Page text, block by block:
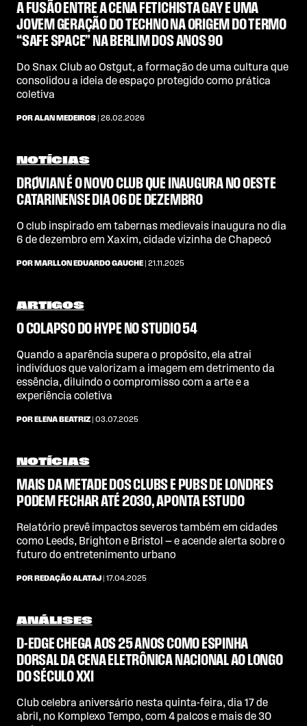
A FUSÃO ENTRE A CENA FETICHISTA GAY E UMA
JOVEM GERAÇÃO DO TECHNO NA ORIGEM DO TERMO
“SAFE SPACE” NA BERLIM DOS ANOS 90
Do Snax Club ao Ostgut, a formação de uma cultura que
consolidou a ideia de espaço protegido como prática
coletiva
POR ALAN MEDEIROS | 26.02.2026
NOTÍCIAS
DRØVIAN É O NOVO CLUB QUE INAUGURA NO OESTE
CATARINENSE DIA 06 DE DEZEMBRO
O club inspirado em tabernas medievais inaugura no dia
6 de dezembro em Xaxim, cidade vizinha de Chapecó
POR MARLLON EDUARDO GAUCHE | 21.11.2025
ARTIGOS
O COLAPSO DO HYPE NO STUDIO 54
Quando a aparência supera o propósito, ela atrai
indivíduos que valorizam a imagem em detrimento da
essência, diluindo o compromisso com a arte e a
experiência coletiva
POR ELENA BEATRIZ | 03.07.2025
NOTÍCIAS
MAIS DA METADE DOS CLUBS E PUBS DE LONDRES
PODEM FECHAR ATÉ 2030, APONTA ESTUDO
Relatório prevê impactos severos também em cidades
como Leeds, Brighton e Bristol — e acende alerta sobre o
futuro do entretenimento urbano
POR REDAÇÃO ALATAJ | 17.04.2025
ANÁLISES
D-EDGE CHEGA AOS 25 ANOS COMO ESPINHA
DORSAL DA CENA ELETRÔNICA NACIONAL AO LONGO
DO SÉCULO XXI
Club celebra aniversário nesta quinta-feira, dia 17 de
abril, no Komplexo Tempo, com 4 palcos e mais de 30